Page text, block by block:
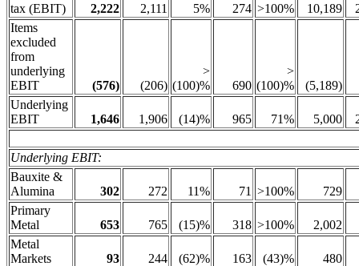
tax (EBIT)
2,222 2,111 5% 274 >100% 10,189
Items
excluded
from
underlying
EBIT
(576) (206)
>
(100)%
690
>
(100)%
(5,189)
Underlying
EBIT
1,646 1,906 (14)% 965 71% 5,000
Underlying EBIT:
Bauxite &
Alumina
302 272 11% 71 >100%
729
Primary
Metal
653 765 (15)% 318 >100%
2,002
Metal
Markets
93 244 (62)% 163 (43)%
480